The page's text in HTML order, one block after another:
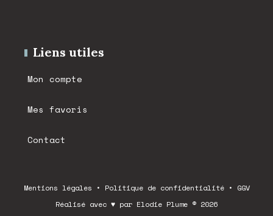
Liens utiles
Mon compte
Mes favoris
Contact
Mentions légales • Politique de confidentialité• GGV
Réalisé avec ♥ par Elodie Plume © 2026